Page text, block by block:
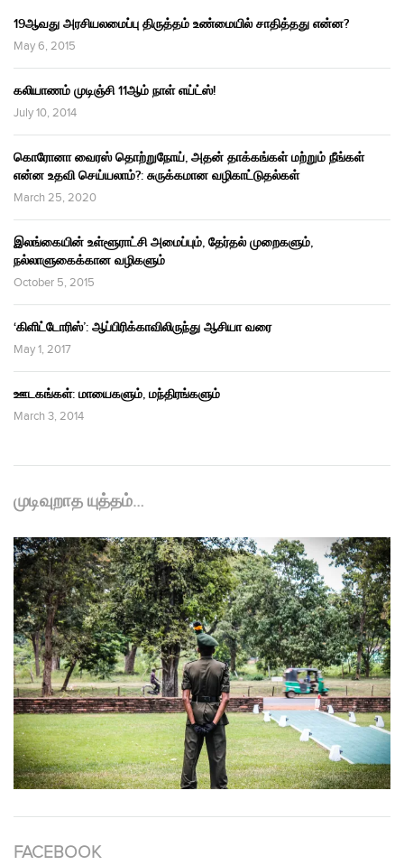
19ஆவது அரசியலமைப்பு திருத்தம் உண்மையில் சாதித்தது என்ன?
May 6, 2015
கலியாணம் முடிஞ்சி 11ஆம் நாள் எய்ட்ஸ்!
July 10, 2014
கொரோனா வைரஸ் தொற்றுநோய், அதன் தாக்கங்கள் மற்றும் நீங்கள்
என்ன உதவி செய்யலாம்?: சுருக்கமான வழிகாட்டுதல்கள்
March 25, 2020
இலங்கையின் உள்ளூராட்சி அமைப்பும், தேர்தல் முறைகளும்,
நல்லாளுகைக்கான வழிகளும்
October 5, 2015
‘கிளிட்டோரிஸ்’: ஆப்பிரிக்காவிலிருந்து ஆசியா வரை
May 1, 2017
ஊடகங்கள்: மாயைகளும், மந்திரங்களும்
March 3, 2014
முடிவுறாத யுத்தம்…
FACEBOOK